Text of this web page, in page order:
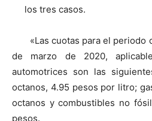
los tres casos.
«Las cuotas para el periodo
de marzo de 2020,
automotrices son las
octanos, 4.95 pesos por litro;
octanos y combustibles no
pesos.